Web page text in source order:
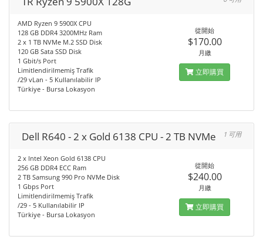
AMD Ryzen 9 5900X CPU
128 GB DDR4 3200MHz Ram
2 x 1 TB NVMe M.2 SSD Disk
120 GB Sata SSD Disk
1 Gbit/s Port
Limitlendirilmemiş Trafik
/29 vLan - 5 Kullanılabilir IP
Türkiye - Bursa Lokasyon
從開始
$170.00
月繳
立即購買
Dell R640 - 2 x Gold 6138 CPU - 2 TB NVMe 1 可用
2 x Intel Xeon Gold 6138 CPU
256 GB DDR4 ECC Ram
2 TB Samsung 990 Pro NVMe Disk
1 Gbps Port
Limitlendirilmemiş Trafik
/29 - 5 Kullanılabilir IP
Türkiye - Bursa Lokasyon
從開始
$240.00
月繳
立即購買